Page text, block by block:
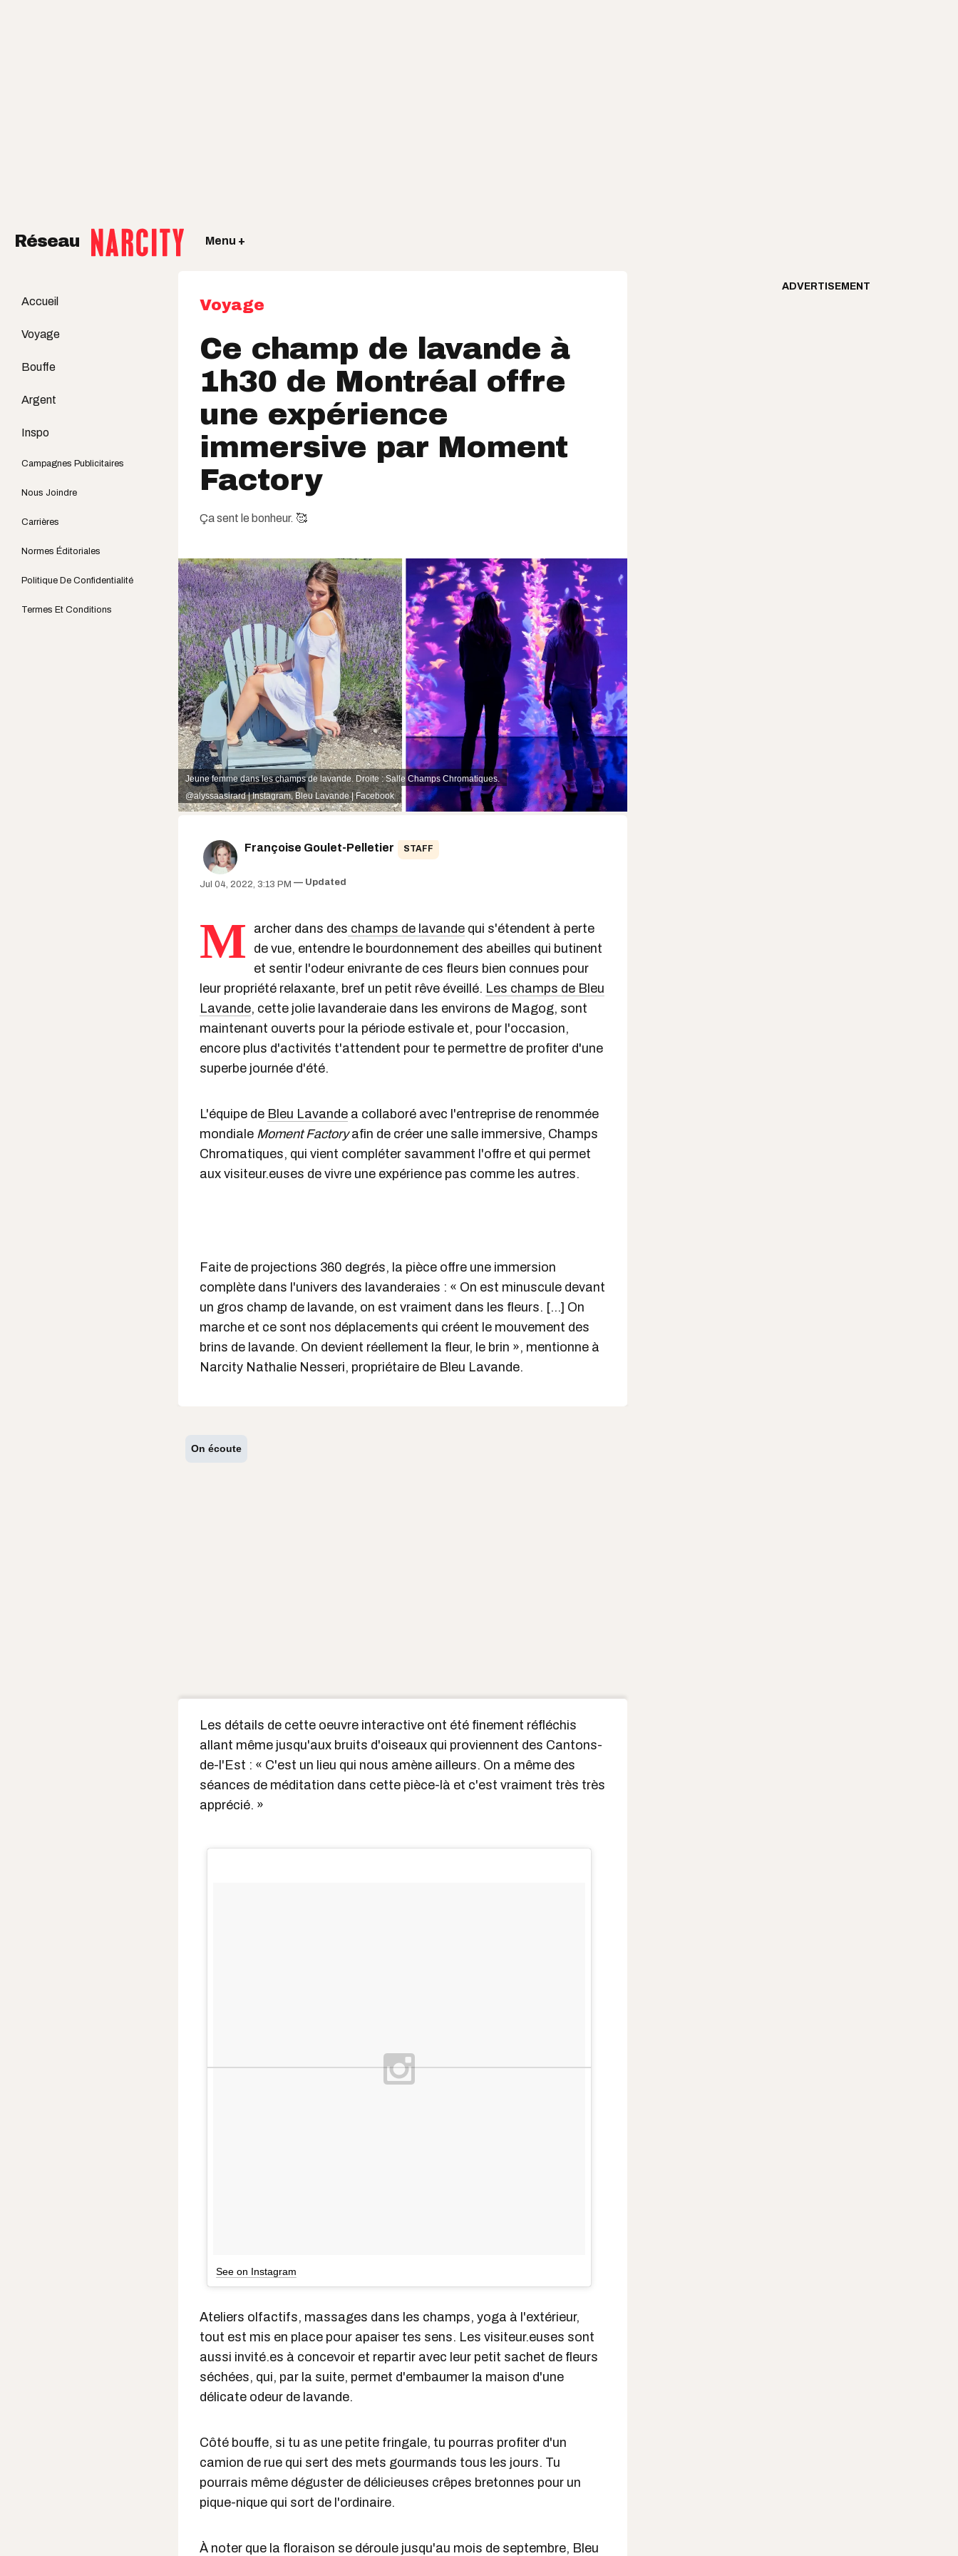
Réseau Menu +
Accueil
Voyage
Bouffe
Argent
Inspo
Campagnes Publicitaires
Nous Joindre
Carrières
Normes Éditoriales
Politique De Confidentialité
Termes Et Conditions
Voyage
Ce champ de lavande à
1h30 de Montréal offre
une expérience
immersive par Moment
Factory
Ça sent le bonheur. 🥰
Jeune femme dans les champs de lavande. Droite : Salle Champs Chromatiques.
@alyssaasirard | Instagram,Bleu Lavande | Facebook
Françoise Goulet-Pelletier STAFF
Jul 04, 2022, 3:13 PM Updated
M archer dans des champs de lavande qui s'étendent à perte
de vue, entendre le bourdonnement des abeilles qui butinent
et sentir l'odeur enivrante de ces fleurs bien connues pour
leur propriété relaxante, bref un petit rêve éveillé. Les champs de Bleu
Lavande, cette jolie lavanderaie dans les environs de Magog, sont
maintenant ouverts pour la période estivale et, pour l'occasion,
encore plus d'activités t'attendent pour te permettre de profiter d'une
superbe journée d'été.
L'équipe de Bleu Lavande a collaboré avec l'entreprise de renommée
mondiale Moment Factoryafin de créer une salle immersive, Champs
Chromatiques, qui vient compléter savamment l'offre et qui permet
aux visiteur.euses de vivre une expérience pas comme les autres.
Faite de projections 360 degrés, la pièce offre une immersion
complète dans l'univers des lavanderaies : « On est minuscule devant
un gros champ de lavande, on est vraiment dans les fleurs. [...] On
marche et ce sont nos déplacements qui créent le mouvement des
brins de lavande. On devient réellement la fleur, le brin », mentionne à
Narcity Nathalie Nesseri, propriétaire de Bleu Lavande.
On écoute
Les détails de cette oeuvre interactive ont été finement réfléchis
allant même jusqu'aux bruits d'oiseaux qui proviennent des Cantons-
de-l'Est : « C'est un lieu qui nous amène ailleurs. On a même des
séances de méditation dans cette pièce-là et c'est vraiment très très
apprécié. »
See on Instagram
Ateliers olfactifs, massages dans les champs, yoga à l'extérieur,
tout est mis en place pour apaiser tes sens. Les visiteur.euses sont
aussi invité.es à concevoir et repartir avec leur petit sachet de fleurs
séchées, qui, par la suite, permet d'embaumer la maison d'une
délicate odeur de lavande.
Côté bouffe, si tu as une petite fringale, tu pourras profiter d'un
camion de rue qui sert des mets gourmands tous les jours. Tu
pourrais même déguster de délicieuses crêpes bretonnes pour un
pique-nique qui sort de l'ordinaire.
À noter que la floraison se déroule jusqu'au mois de septembre, Bleu
ADVERTISEMENT